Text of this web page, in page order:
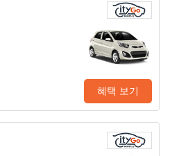
혜택 보기